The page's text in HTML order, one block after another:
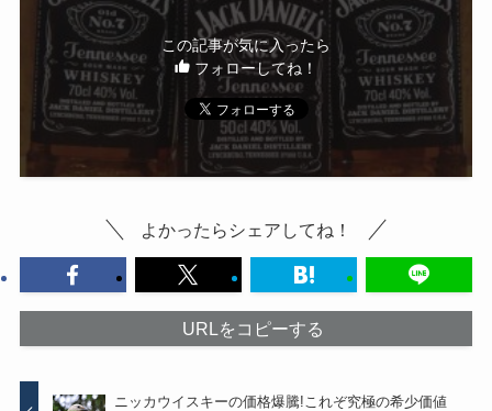
この記事が気に入ったら
フォローしてね！
よかったらシェアしてね！
URLをコピーする
ニッカウイスキーの価格爆騰!これぞ究極の希少価値